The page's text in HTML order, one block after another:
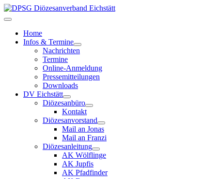
Home
Infos & Termine
Nachrichten
Termine
Online-Anmeldung
Pressemitteilungen
Downloads
DV Eichstätt
Diözesanbüro
Kontakt
Diözesanvorstand
Mail an Jonas
Mail an Franzi
Diözesanleitung
AK Wölflinge
AK Jupfis
AK Pfadfinder